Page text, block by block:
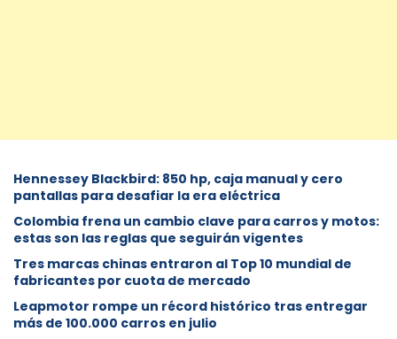
Hennessey Blackbird: 850 hp, caja manual y cero
pantallas para desafiar la era eléctrica
Colombia frena un cambio clave para carros y motos:
estas son las reglas que seguirán vigentes
Tres marcas chinas entraron al Top 10 mundial de
fabricantes por cuota de mercado
Leapmotor rompe un récord histórico tras entregar
más de 100.000 carros en julio